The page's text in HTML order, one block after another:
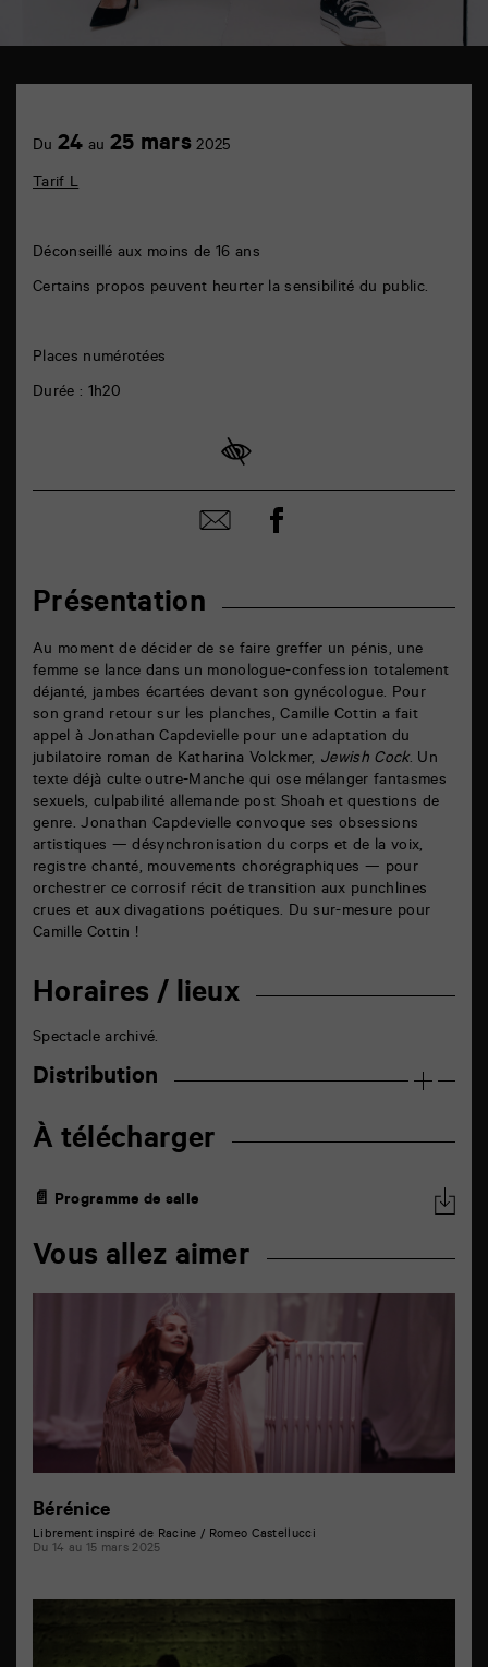
Présentation
Au moment de décider de se faire greffer un pénis, une
femme se lance dans un monologue-confession totalement
déjanté, jambes écartées devant son gynécologue. Pour
son grand retour sur les planches, Camille Cottin a fait
appel à Jonathan Capdevielle pour une adaptation du
jubilatoire roman de Katharina Volckmer, Jewish Cock. Un
texte déjà culte outre-Manche qui ose mélanger fantasmes
sexuels, culpabilité allemande post Shoah et questions de
genre. Jonathan Capdevielle convoque ses obsessions
artistiques — désynchronisation du corps et de la voix,
registre chanté, mouvements chorégraphiques — pour
orchestrer ce corrosif récit de transition aux punchlines
crues et aux divagations poétiques. Du sur-mesure pour
Camille Cottin !
Horaires / lieux
Spectacle archivé.
Distribution
À télécharger
📄 Programme de salle
Vous allez aimer
Bérénice
Librement inspiré de Racine / Romeo Castellucci
Du 14 au 15 mars 2025
Achetez
en
Du 24 au 25 mars 2025
Tarif L
Déconseillé aux moins de 16 ans
Certains propos peuvent heurter la sensibilité du public.
Places numérotées
Durée : 1h20
Partager
par
Partager
sur